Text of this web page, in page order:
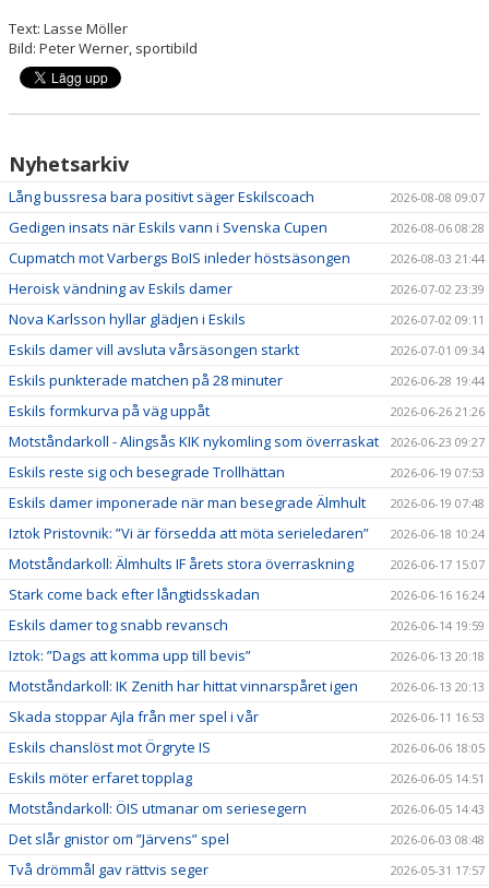
Text: Lasse Möller
Bild: Peter Werner, sportibild
Nyhetsarkiv
Lång bussresa bara positivt säger Eskilscoach 2026-08-08 09:07
Gedigen insats när Eskils vann i Svenska Cupen 2026-08-06 08:28
Cupmatch mot Varbergs BoIS inleder höstsäsongen 2026-08-03 21:44
Heroisk vändning av Eskils damer 2026-07-02 23:39
Nova Karlsson hyllar glädjen i Eskils 2026-07-02 09:11
Eskils damer vill avsluta vårsäsongen starkt 2026-07-01 09:34
Eskils punkterade matchen på 28 minuter 2026-06-28 19:44
Eskils formkurva på väg uppåt 2026-06-26 21:26
Motståndarkoll - Alingsås KIK nykomling som överraskat 2026-06-23 09:27
Eskils reste sig och besegrade Trollhättan 2026-06-19 07:53
Eskils damer imponerade när man besegrade Älmhult 2026-06-19 07:48
Iztok Pristovnik: ”Vi är försedda att möta serieledaren” 2026-06-18 10:24
Motståndarkoll: Älmhults IF årets stora överraskning 2026-06-17 15:07
Stark come back efter långtidsskadan 2026-06-16 16:24
Eskils damer tog snabb revansch 2026-06-14 19:59
Iztok: ”Dags att komma upp till bevis” 2026-06-13 20:18
Motståndarkoll: IK Zenith har hittat vinnarspåret igen 2026-06-13 20:13
Skada stoppar Ajla från mer spel i vår 2026-06-11 16:53
Eskils chanslöst mot Örgryte IS 2026-06-06 18:05
Eskils möter erfaret topplag 2026-06-05 14:51
Motståndarkoll: ÖIS utmanar om seriesegern 2026-06-05 14:43
Det slår gnistor om ”Järvens” spel 2026-06-03 08:48
Två drömmål gav rättvis seger 2026-05-31 17:57